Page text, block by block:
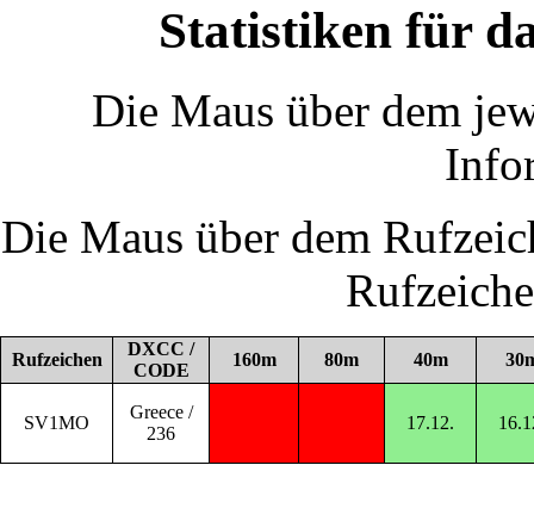
Statistiken für
Die Maus über dem
Die Maus über dem
Rufzeichen
DXCC /
CODE
160m 80m 40m
SV1MO
Greece /
236
17.12.